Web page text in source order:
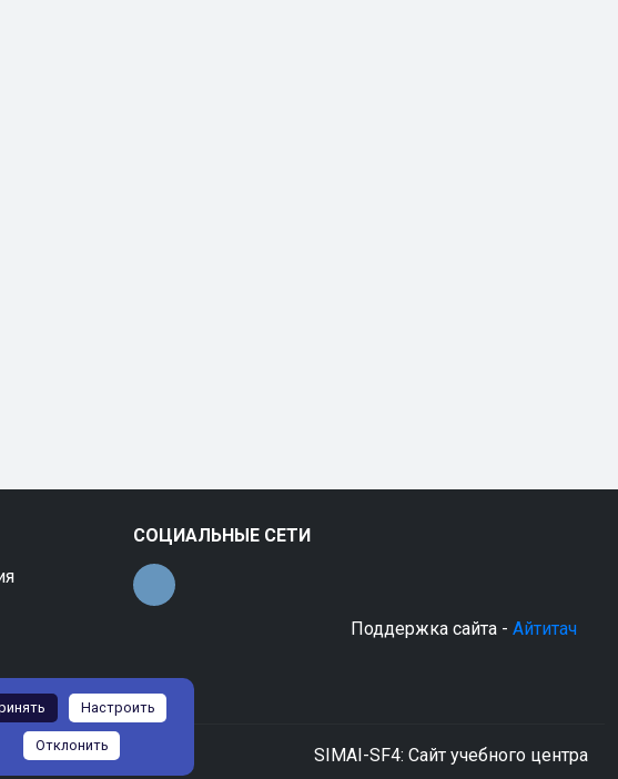
Настроить
Отклонить
СОЦИАЛЬНЫЕ СЕТИ
Поддержка сайта - Айтитач
SIMAI-SF4: Сайт учебного центра